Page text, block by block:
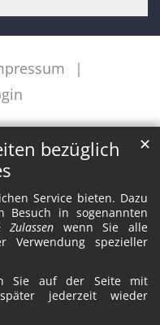
bezüglich
Service bieten. Dazu
Besuch in sogenannten
Zulassen wenn Sie alle
Verwendung spezieller
Sie auf der Seite mit
jederzeit wieder
✕